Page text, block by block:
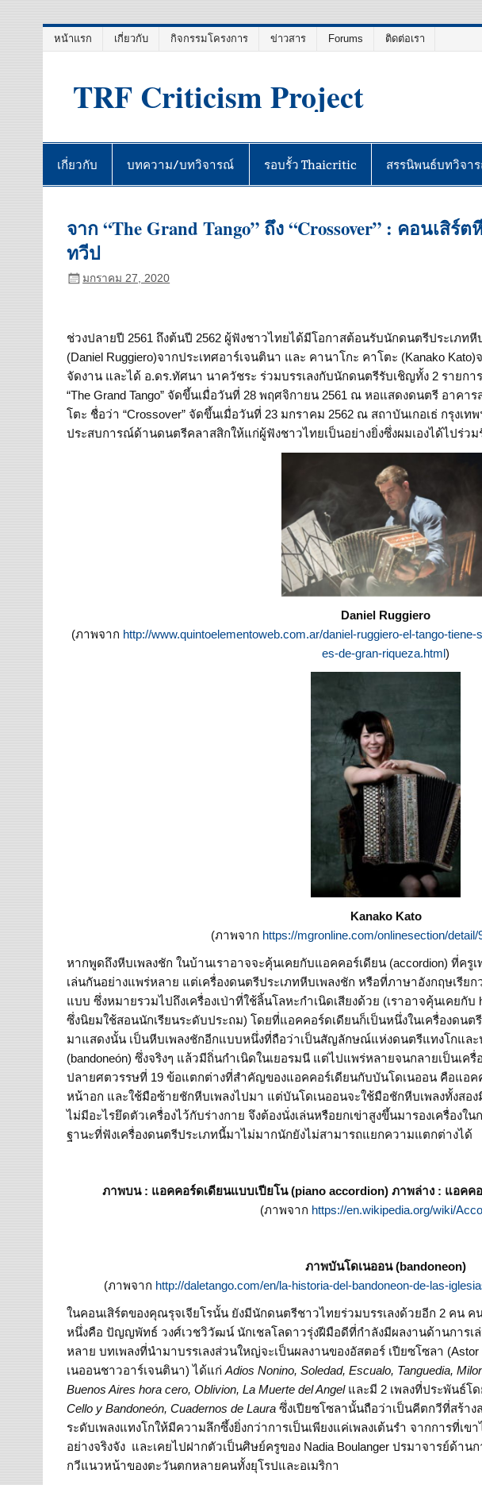
หน้าแรก เกี่ยวกับ กิจกรรมโครงการ ข่าวสาร Forums ติดต่อเรา
TRF Criticism Project
เกี่ยวกับ บทความ/บทวิจารณ์ รอบรั้ว Thaicritic สรรนิพนธ์บทวิจา
จาก “The Grand Tango” ถึง “Crossover” : คอนเสิ
ทวีป
มกราคม 27, 2020
ช่วงปลายปี 2561 ถึงต้นปี 2562 ผู้ฟังชาวไทยได้มีโอกาสต้อนรับนักดนตรีประเภทหี
(Daniel Ruggiero)จากประเทศอาร์เจนตินา และ คานาโกะ คาโตะ (Kanako
จัดงาน และได้ อ.ดร.ทัศนา นาควัชระ ร่วมบรรเลงกับนักดนตรีรับเชิญทั้ง 2 รายกา
“The Grand Tango” จัดขึ้นเมื่อวันที่ 28 พฤศจิกายน 2561 ณ หอแสดงดนตรี อาค
โตะ ชื่อว่า “Crossover” จัดขึ้นเมื่อวันที่ 23 มกราคม 2562 ณ สถาบันเกอเธ่ กรุงเท
ประสบการณ์ด้านดนตรีคลาสสิกให้แก่ผู้ฟังชาวไทยเป็นอย่างยิ่งซึ่งผมเองได้ไปร่วม
Daniel Ruggiero
(ภาพจาก http://www.quintoelementoweb.com.ar/daniel-ruggiero-el-tango-
es-de-gran-riqueza.html)
Kanako Kato
(ภาพจาก https://mgronline.com/onlinesection/detail/
หากพูดถึงหีบเพลงชัก ในบ้านเราอาจจะคุ้นเคยกับแอคคอร์เดียน (accordion) ที่ครู
เล่นกันอย่างแพร่หลาย แต่เครื่องดนตรีประเภทหีบเพลงชัก หรือที่ภาษาอังกฤษเรีย
แบบ ซึ่งหมายรวมไปถึงเครื่องเป่าที่ใช้ลิ้นโลหะกำเนิดเสียงด้วย (เราอาจคุ้นเคยกับ
ซึ่งนิยมใช้สอนนักเรียนระดับประถม) โดยที่แอคคอร์ดเดียนก็เป็นหนึ่งในเครื่องดนต
มาแสดงนั้น เป็นหีบเพลงชักอีกแบบหนึ่งที่ถือว่าเป็นสัญลักษณ์แห่งดนตรีแทงโกและ
(bandoneón) ซึ่งจริงๆ แล้วมีถิ่นกำเนิดในเยอรมนี แต่ไปแพร่หลายจนกลายเป็นเค
ปลายศตวรรษที่ 19 ข้อแตกต่างที่สำคัญของแอคคอร์เดียนกับบันโดเนออน คือแอค
หน้าอก และใช้มือซ้ายชักหีบเพลงไปมา แต่บันโดเนออนจะใช้มือชักหีบเพลงทั้งสอ
ไม่มีอะไรยึดตัวเครื่องไว้กับร่างกาย จึงต้องนั่งเล่นหรือยกเข่าสูงขึ้นมารองเครื่อง
ฐานะที่ฟังเครื่องดนตรีประเภทนี้มาไม่มากนักยังไม่สามารถแยกความแตกต่างได้
ภาพบน : แอคคอร์ดเดียนแบบเปียโน (piano accordion) ภาพล่าง : แอค
(ภาพจาก https://en.wikipedia.org/wiki/
ภาพบันโดเนออน (bandoneon)
(ภาพจาก http://daletango.com/en/la-historia-del-bandoneon-de-las-
ในคอนเสิร์ตของคุณรุจเจียโรนั้น ยังมีนักดนตรีชาวไทยร่วมบรรเลงด้วยอีก 2 คน
หนึ่งคือ ปัญญพัทธ์ วงศ์เวชวิวัฒน์ นักเชลโลดาวรุ่งฝีมือดีที่กำลังมีผลงานด้านการเ
หลาย บทเพลงที่นำมาบรรเลงส่วนใหญ่จะเป็นผลงานของอัสตอร์ เปียซโซลา
เนออนชาวอาร์เจนตินา) ได้แก่Adios Nonino, Soledad, Escualo, Tanguedia,
Buenos Aires hora cero, Oblivion, La Muerte del Angel และมี 2 เพลงที่ประพันธ์โ
Cello y Bandoneón, Cuadernos de Lauraซึ่งเปียซโซลานั้นถือว่าเป็นคีตกวีที่สร้าง
ระดับเพลงแทงโกให้มีความลึกซึ้งยิ่งกว่าการเป็นเพียงแค่เพลงเต้นรำ จากการที่เข
อย่างจริงจัง และเคยไปฝากตัวเป็นศิษย์ครูของ Nadia Boulanger ปรมาจารย์ด้าน
กวีแนวหน้าของตะวันตกหลายคนทั้งยุโรปและอเมริกา